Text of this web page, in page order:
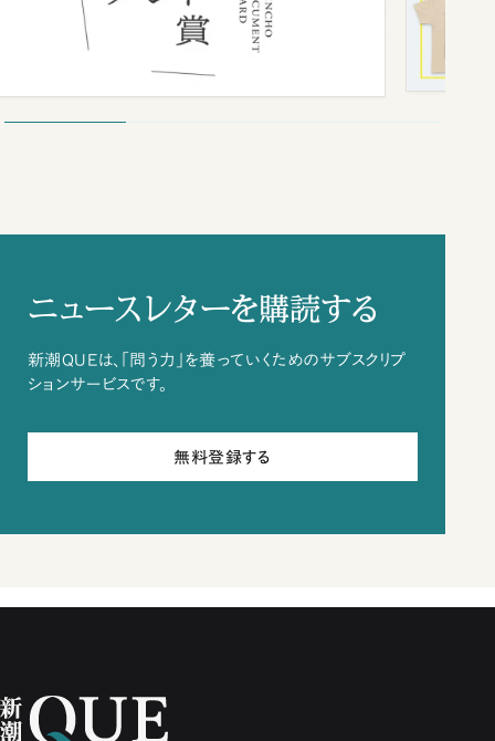
ニュースレターを購読する
新潮QUEは、「問う力」を養っていくためのサブスクリプ
ションサービスです。
無料登録する